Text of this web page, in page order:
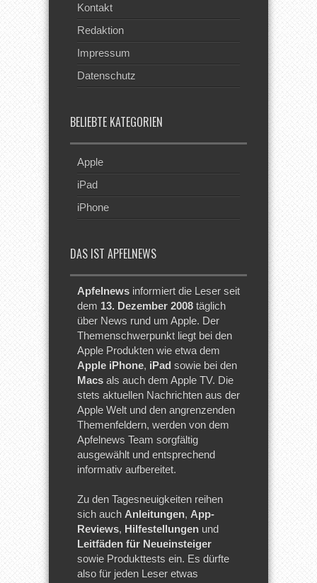
Kontakt
Redaktion
Impressum
Datenschutz
BELIEBTE KATEGORIEN
Apple
iPad
iPhone
DAS IST APFELNEWS
Apfelnews informiert die Leser seit
dem 13. Dezember 2008 täglich
über News rund um Apple. Der
Themenschwerpunkt liegt bei den
Apple Produkten wie etwa dem
Apple iPhone, iPad sowie bei den
Macs als auch dem Apple TV. Die
stets aktuellen Nachrichten aus der
Apple Welt und den angrenzenden
Themenfeldern, werden von dem
Apfelnews Team sorgfältig
ausgewählt und entsprechend
informativ aufbereitet.
Zu den Tagesneuigkeiten reihen
sich auch Anleitungen, App-
Reviews, Hilfestellungen und
Leitfäden für Neueinsteiger
sowie Produkttests ein. Es dürfte
also für jeden Leser etwas